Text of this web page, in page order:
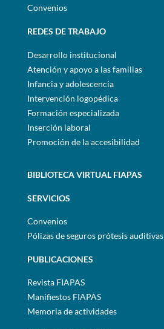
Convenios
REDES DE TRABAJO
Desarrollo institucional
Atención y apoyo a las familias
Infancia y adolescencia
Intervención logopédica
Formación especializada
Inserción laboral
Promoción de la accesibilidad
BIBLIOTECA VIRTUAL FIAPAS
SERVICIOS
Convenios
Pólizas de seguros prótesis auditivas
PUBLICACIONES
Revista FIAPAS
Manifiestos FIAPAS
Memoria de actividades